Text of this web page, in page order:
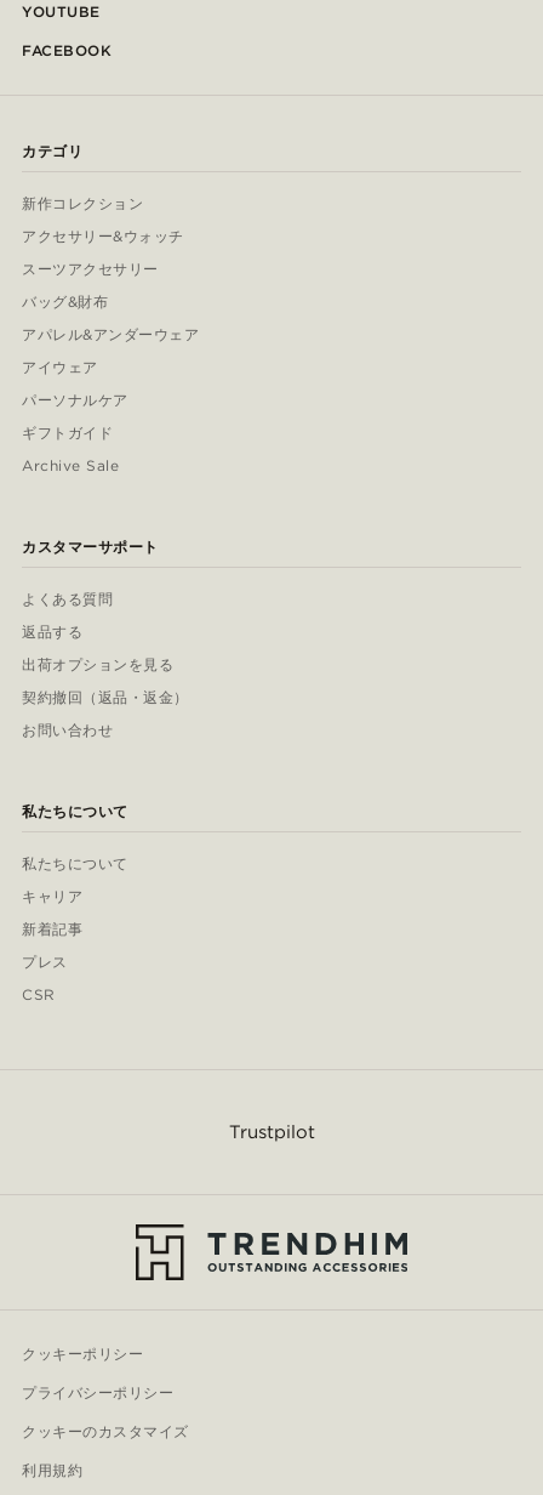
YOUTUBE
FACEBOOK
カテゴリ
新作コレクション
アクセサリー&ウォッチ
スーツアクセサリー
バッグ&財布
アパレル&アンダーウェア
アイウェア
パーソナルケア
ギフトガイド
Archive Sale
カスタマーサポート
よくある質問
返品する
出荷オプションを見る
契約撤回（返品・返金）
お問い合わせ
私たちについて
私たちについて
キャリア
新着記事
プレス
CSR
Trustpilot
クッキーポリシー
プライバシーポリシー
クッキーのカスタマイズ
利用規約